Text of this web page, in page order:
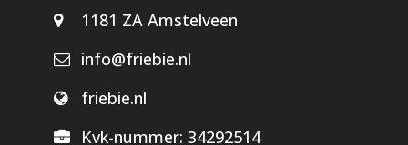
1181 ZA Amstelveen
info@friebie.nl
friebie.nl
Kvk-nummer: 34292514